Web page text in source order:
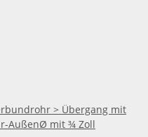
> Übergang mit
AußenØ mit ¾ Zoll